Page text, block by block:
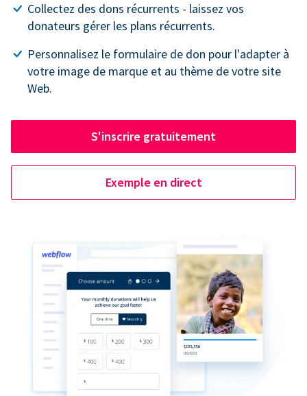
Collectez des dons récurrents - laissez vos
donateurs gérer les plans récurrents.
Personnalisez le formulaire de don pour l'adapter à
votre image de marque et au thème de votre site
Web.
S'inscrire gratuitement
Exemple en direct